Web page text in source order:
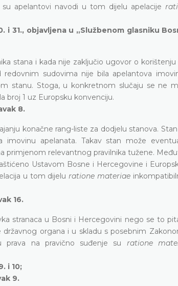
apelantovi navodi u tom dijelu apelacije
i 31., objavljena u „Službenom glasniku
stana i kada nije zaključio ugovor o
sudovima nije bila apelantova
stanu. Stoga, u konkretnom slučaju se ne
broj 1 uz Europsku konvenciju.
8.
konačne rang-liste za dodjelu stanova.
apelanata. Takav stan može
primjenom relevantnog pravilnika tužene.
Ustavom Bosne i Hercegovine i
u tom dijelu ratione materiae
16.
stranaca u Bosni i Hercegovini nego se to
organa i u skladu s posebnim
prava na pravično suđenje su ratione
i 10;
9.